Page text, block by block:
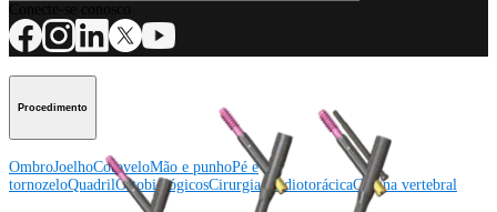
Procedimento
OmbroJoelhoCotoveloMão e punhoPé e
tornozeloQuadrilOrtobiológicosCirurgia cardiotorácicaColuna vertebral